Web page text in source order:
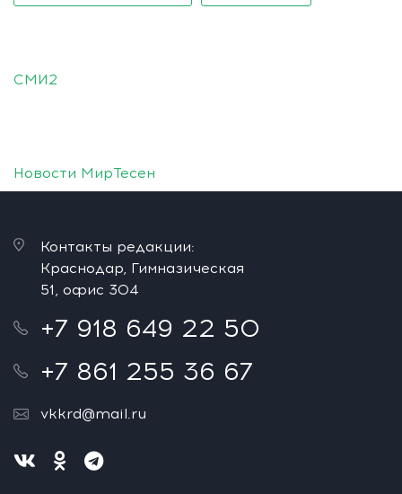
СМИ2
Новости МирТесен
Контакты редакции:
Краснодар, Гимназическая
51, офис 304
+7 918 649 22 50
+7 861 255 36 67
vkkrd@mail.ru